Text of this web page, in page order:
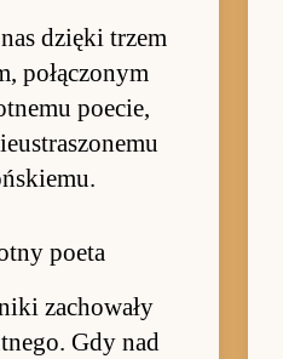
dzięki trzem
po­łączonym
po­ecie,
poeta
za­chowały
Gdy nad